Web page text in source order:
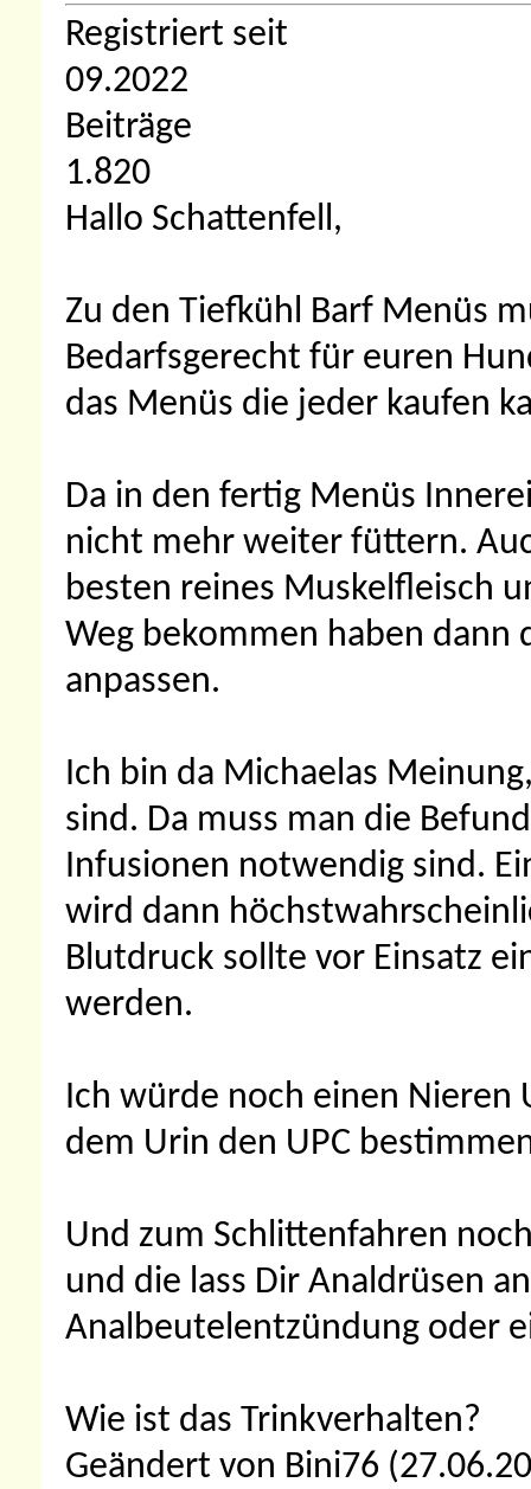
Registriert seit
09.2022
Beiträge
1.820
Hallo Schattenfell,
Zu den Tiefkühl Barf Menüs
Bedarfsgerecht für euren
das Menüs die jeder kaufen
Da in den fertig Menüs
nicht mehr weiter füttern.
besten reines Muskelfleisch
Weg bekommen haben dann
anpassen.
Ich bin da Michaelas
sind. Da muss man die
Infusionen notwendig sind.
wird dann
Blutdruck sollte vor Einsatz
werden.
Ich würde noch einen Nieren
dem Urin den UPC
Und zum Schlittenfahren
und die lass Dir Analdrüsen
Analbeutelentzündung oder
Wie ist das Trinkverhalten?
Geändert von Bini76